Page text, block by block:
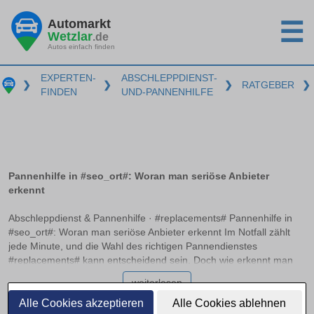
Alle Cookies akzeptieren Alle Cookies ablehnen
Automarkt
Wetzlar.de
Autos einfach finden ☰
❯
EXPERTEN-
FINDEN
❯
ABSCHLEPPDIENST-
UND-PANNENHILFE
❯ RATGEBER ❯
Pannenhilfe in #seo_ort#: Woran man seriöse Anbieter
erkennt
Abschleppdienst & Pannenhilfe · #replacements# Pannenhilfe in
#seo_ort#: Woran man seriöse Anbieter erkennt Im Notfall zählt
jede Minute, und die Wahl des richtigen Pannendienstes
#replacements# kann entscheidend sein. Doch wie erkennt man
einen seriösen Anbieter, der professionell und zuverlässig handelt?
Dieser Artikel bietet klare Orientierung und hilft Ihnen dabei, im
Ernstfall schnell und richtig zu entscheiden, ohne böse
weiterlesen